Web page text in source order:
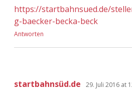
https://startbahnsued.de/
g-baecker-becka-beck
Antworten
startbahnsüd.de 29. Juli 2016 at